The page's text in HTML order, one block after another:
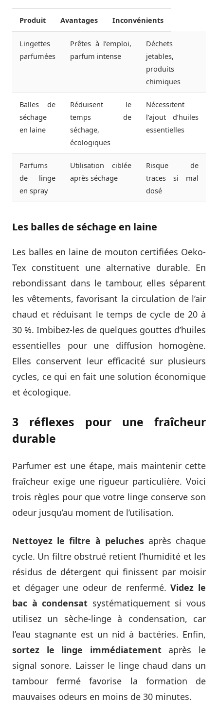
Produit Avantages Inconvénients
Lingettes
parfumées
Prêtes à l’emploi,
parfum intense
Déchets
jetables,
produits
chimiques
Balles de
séchage
en laine
Réduisent le
temps de
séchage,
écologiques
Nécessitent
l’ajout d’huiles
essentielles
Parfums
de linge
en spray
Utilisation ciblée
après séchage
Risque de
traces si mal
dosé
Les balles de séchage en laine
Les balles en laine de mouton certifiées Oeko-
Tex constituent une alternative durable. En
rebondissant dans le tambour, elles séparent
les vêtements, favorisant la circulation de l’air
chaud et réduisant le temps de cycle de 20 à
30 %. Imbibez-les de quelques gouttes d’huiles
essentielles pour une diffusion homogène.
Elles conservent leur efficacité sur plusieurs
cycles, ce qui en fait une solution économique
et écologique.
3 réflexes pour une fraîcheur
durable
Parfumer est une étape, mais maintenir cette
fraîcheur exige une rigueur particulière. Voici
trois règles pour que votre linge conserve son
odeur jusqu’au moment de l’utilisation.
Nettoyez le filtre à peluchesaprès chaque
cycle. Un filtre obstrué retient l’humidité et les
résidus de détergent qui finissent par moisir
et dégager une odeur de renfermé.Videz le
bac à condensat systématiquement si vous
utilisez un sèche-linge à condensation, car
l’eau stagnante est un nid à bactéries. Enfin,
sortez le linge immédiatementaprès le
signal sonore. Laisser le linge chaud dans un
tambour fermé favorise la formation de
mauvaises odeurs en moins de 30 minutes.